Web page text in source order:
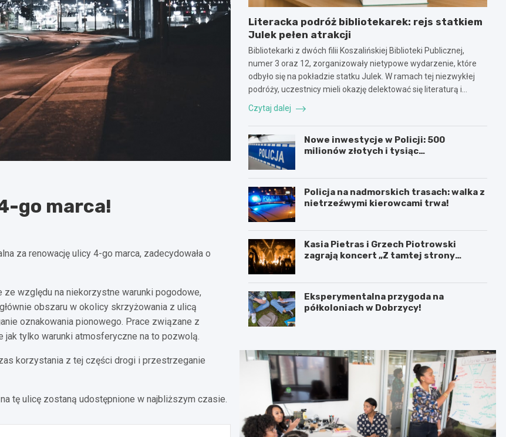
go marca!
za renowację ulicy 4-go marca, zadecydowała o
względu na niekorzystne warunki pogodowe,
obszaru w okolicy skrzyżowania z ulicą
oznakowania pionowego. Prace związane z
tylko warunki atmosferyczne na to pozwolą.
korzystania z tej części drogi i przestrzeganie
tę ulicę zostaną udostępnione w najbliższym czasie.
Literacka podróż bibliotekarek: rejs statkiem
Julek pełen atrakcji
Bibliotekarki z dwóch filii Koszalińskiej Biblioteki Publicznej,
numer 3 oraz 12, zorganizowały nietypowe wydarzenie, które
odbyło się na pokładzie statku Julek. W ramach tej niezwykłej
podróży, uczestnicy mieli okazję delektować się literaturą i…
Czytaj dalej
Nowe inwestycje w Policji: 500
milionów złotych i tysiąc
Policja na nadmorskich trasach: walka z
nietrzeźwymi kierowcami trwa!
Kasia Pietras i Grzech Piotrowski
zagrają koncert „Z tamtej strony
Eksperymentalna przygoda na
półkoloniach w Dobrzycy!